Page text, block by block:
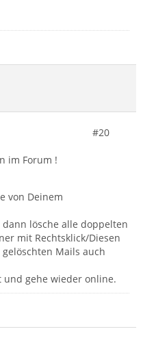
#20
im Forum !
von Deinem
lösche alle doppelten
mit Rechtsklick/Diesen
Mails auch
und gehe wieder online.